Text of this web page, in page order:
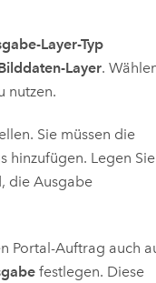
Layer-Typ
Layer.
nutzen.
Sie müssen die
hinzufügen. Legen Sie
die Ausgabe
Portal-Auftrag auch
festlegen. Diese